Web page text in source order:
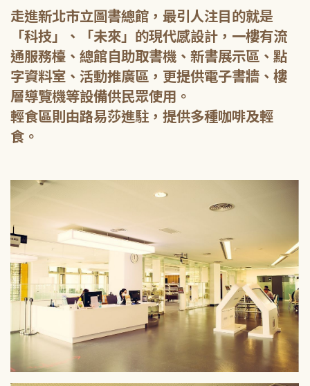
走進新北市立圖書總館，最引人注目的就是
「科技」、「未來」的現代感設計，一樓有流
通服務檯、總館自助取書機、新書展示區、點
字資料室、活動推廣區，更提供電子書牆、樓
層導覽機等設備供民眾使用。
輕食區則由路易莎進駐，提供多種咖啡及輕
食。